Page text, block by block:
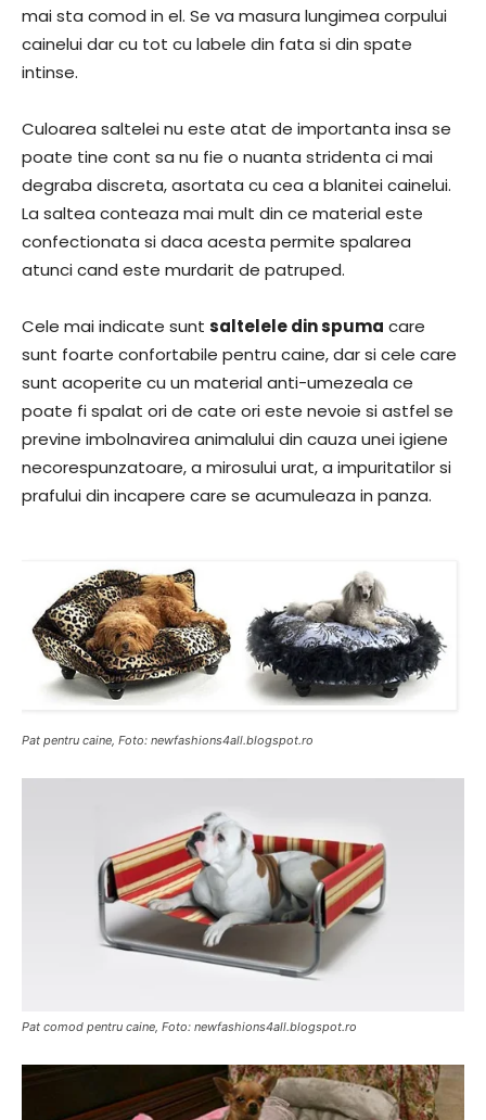
mai sta comod in el. Se va masura lungimea corpului
cainelui dar cu tot cu labele din fata si din spate
intinse.
Culoarea saltelei nu este atat de importanta insa se
poate tine cont sa nu fie o nuanta stridenta ci mai
degraba discreta, asortata cu cea a blanitei cainelui.
La saltea conteaza mai mult din ce material este
confectionata si daca acesta permite spalarea
atunci cand este murdarit de patruped.
Cele mai indicate sunt saltelele din spuma care
sunt foarte confortabile pentru caine, dar si cele care
sunt acoperite cu un material anti-umezeala ce
poate fi spalat ori de cate ori este nevoie si astfel se
previne imbolnavirea animalului din cauza unei igiene
necorespunzatoare, a mirosului urat, a impuritatilor si
prafului din incapere care se acumuleaza in panza.
Pat pentru caine, Foto: newfashions4all.blogspot.ro
Pat comod pentru caine, Foto: newfashions4all.blogspot.ro